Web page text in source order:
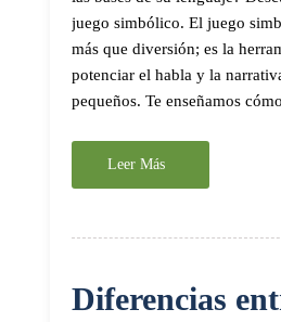
juego simbólico. El juego
más que diversión; es la
potenciar el habla y la
pequeños. Te enseñamos
Leer Más
Diferencias